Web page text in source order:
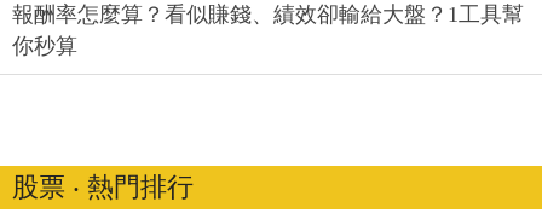
報酬率怎麼算？看似賺錢、績效卻輸給大盤？1工具幫
你秒算
股票 ‧ 熱門排行